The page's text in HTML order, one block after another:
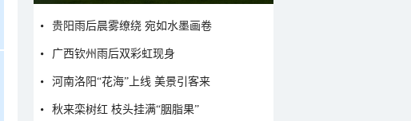
贵阳雨后晨雾缭绕 宛如水墨画卷
广西钦州雨后双彩虹现身
河南洛阳“花海”上线 美景引客来
秋来栾树红 枝头挂满“胭脂果”